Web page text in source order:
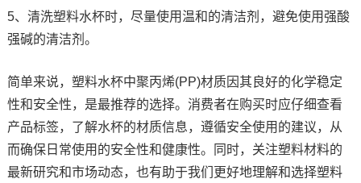
5、清洗塑料水杯时，尽量使用温和的清洁剂，避免使用强酸
强碱的清洁剂。
简单来说，塑料水杯中聚丙烯(PP)材质因其良好的化学稳定
性和安全性，是最推荐的选择。消费者在购买时应仔细查看
产品标签，了解水杯的材质信息，遵循安全使用的建议，从
而确保日常使用的安全性和健康性。同时，关注塑料材料的
最新研究和市场动态，也有助于我们更好地理解和选择塑料